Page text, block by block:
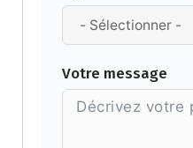
Votre message